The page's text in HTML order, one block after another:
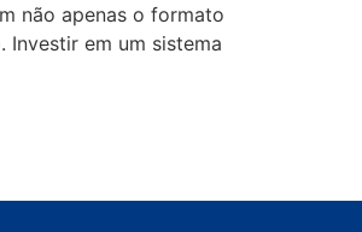
não apenas o formato
em um sistema